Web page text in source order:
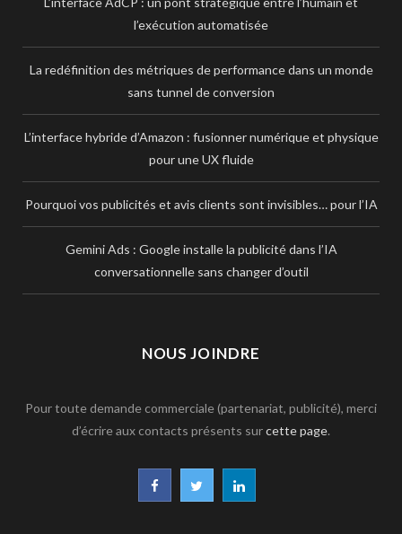
l’exécution automatisée
La redéfinition des métriques de performance dans un monde
sans tunnel de conversion
L’interface hybride d’Amazon : fusionner numérique et physique
pour une UX fluide
Pourquoi vos publicités et avis clients sont invisibles… pour l’IA
Gemini Ads : Google installe la publicité dans l’IA
conversationnelle sans changer d’outil
NOUS JOINDRE
Pour toute demande commerciale (partenariat, publicité), merci
d’écrire aux contacts présents surcette page.
F L